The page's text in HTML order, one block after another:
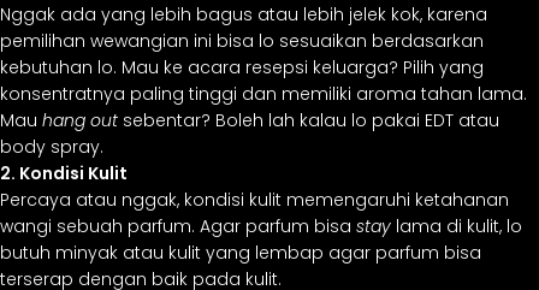
Nggak ada yang lebih bagus atau lebih jelek kok, karena
pemilihan wewangian ini bisa lo sesuaikan berdasarkan
kebutuhan lo. Mau ke acara resepsi keluarga? Pilih yang
konsentratnya paling tinggi dan memiliki aroma tahan lama.
Mau hang out sebentar? Boleh lah kalau lo pakai EDT atau
body spray.
2. Kondisi Kulit
Percaya atau nggak, kondisi kulit memengaruhi ketahanan
wangi sebuah parfum. Agar parfum bisa stay lama di kulit, lo
butuh minyak atau kulit yang lembap agar parfum bisa
terserap dengan baik pada kulit.